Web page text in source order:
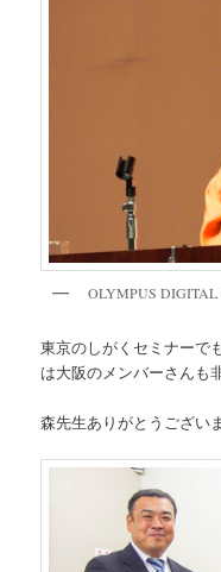
OLYMPUS
東京のしがくセミナーで
は大阪のメンバーさんも
森先生ありがとうござい